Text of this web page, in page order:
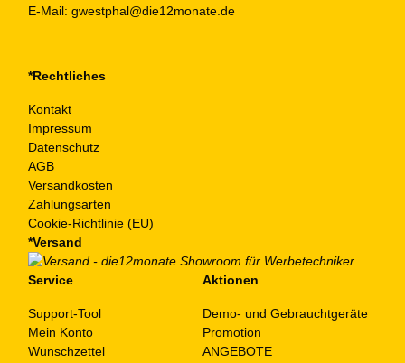
E-Mail: gwestphal@die12monate.de
*Rechtliches
Kontakt
Impressum
Datenschutz
AGB
Versandkosten
Zahlungsarten
Cookie-Richtlinie (EU)
*Versand
Service
Support-Tool
Mein Konto
Wunschzettel
Aktionen
Demo- und Gebrauchtgeräte
Promotion
ANGEBOTE